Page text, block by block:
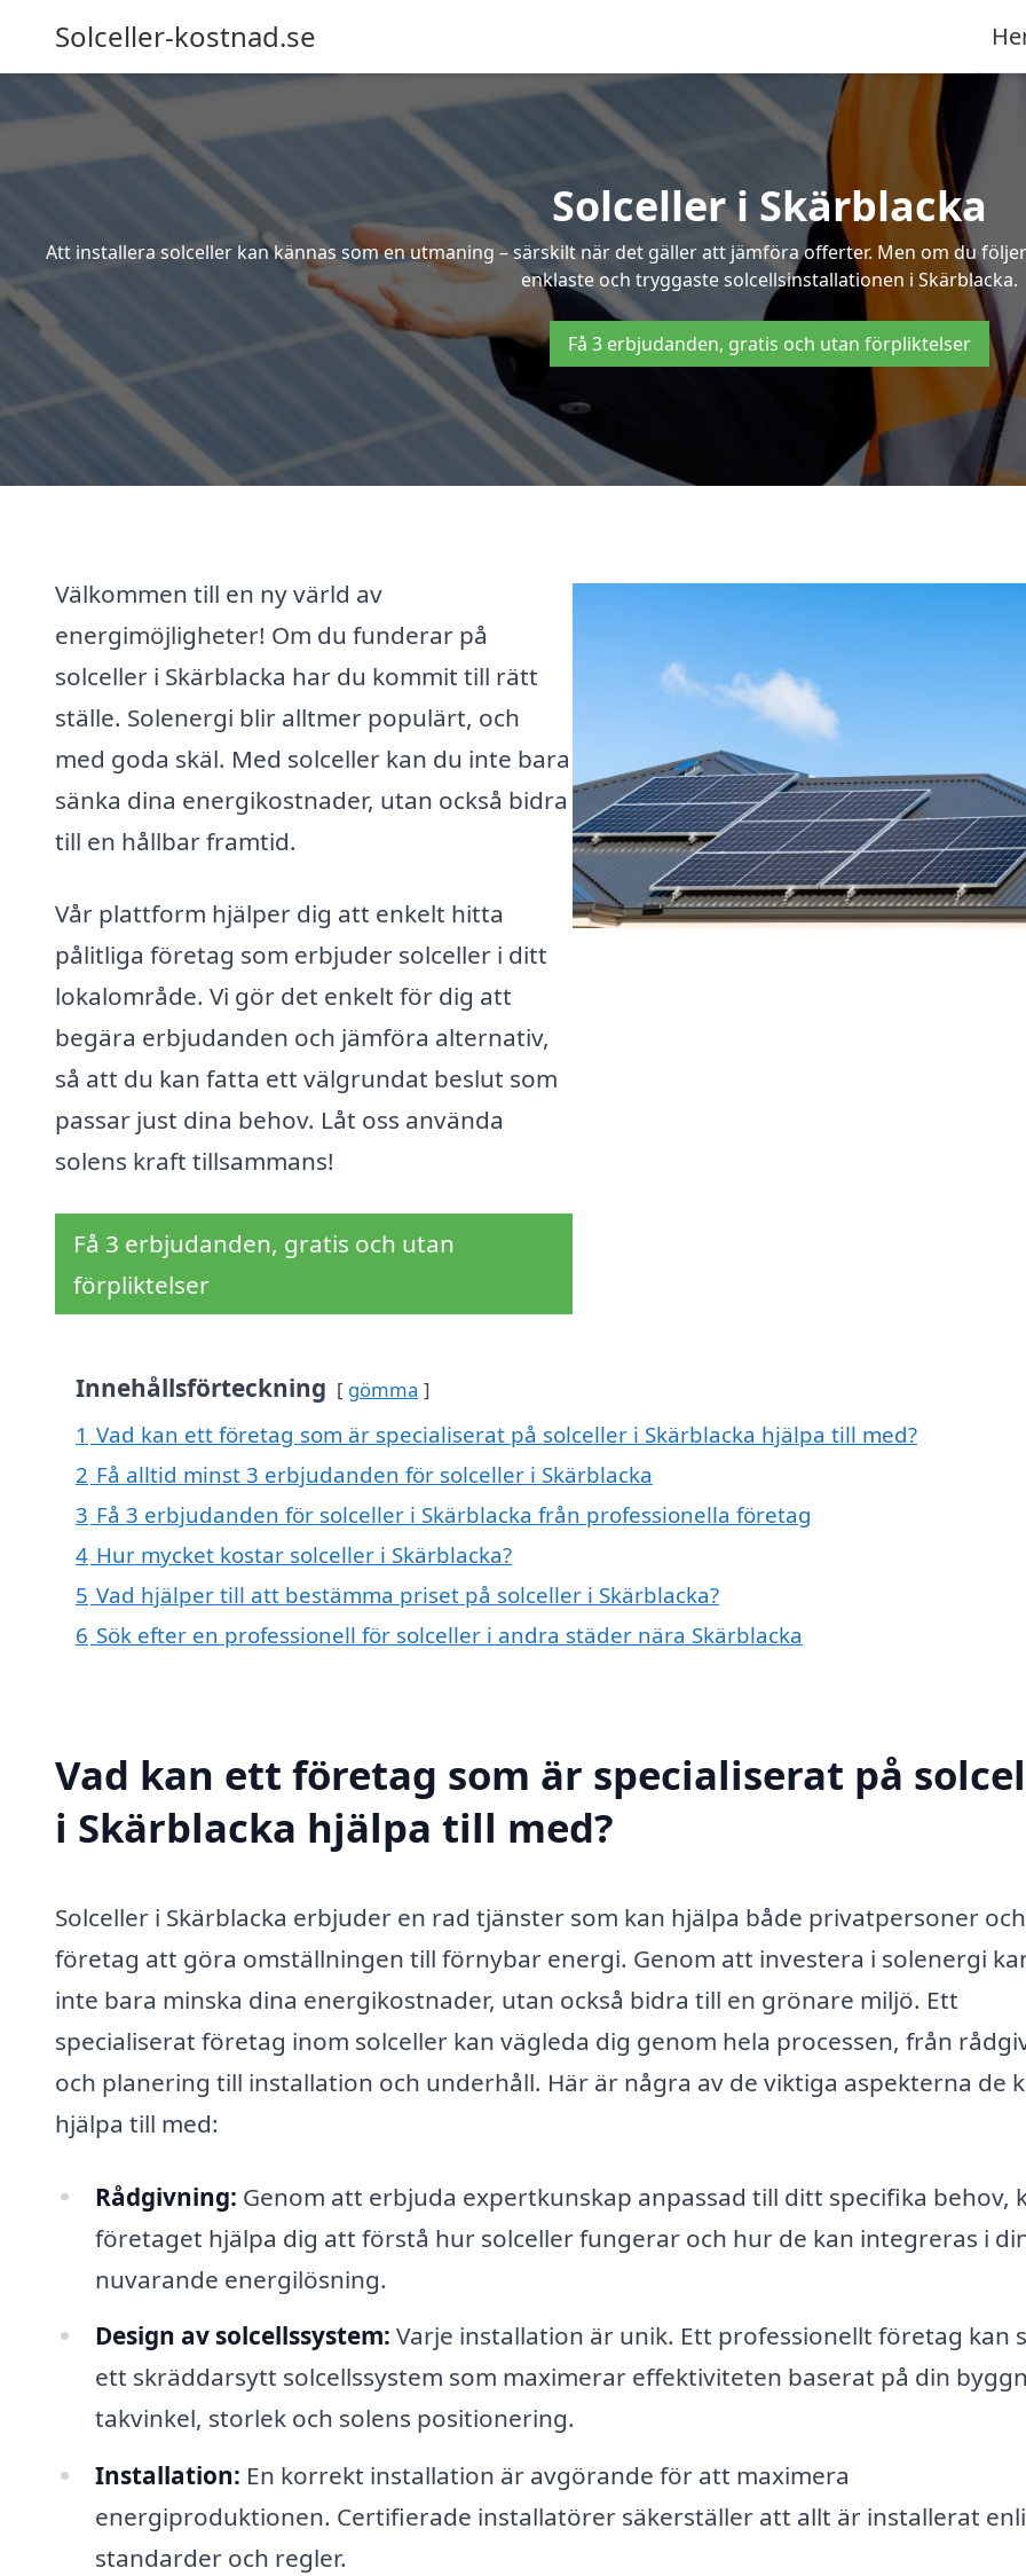
Solceller-kostnad.se
Solceller i Skärblacka
Att installera solceller kan kännas som en utmaning – särskilt när det gäller att jämföra offerter. Men om du
enklaste och tryggaste solcellsinstallationen i Skärblacka.
Få 3 erbjudanden, gratis och utan förpliktelser
Välkommen till en ny värld av
energimöjligheter! Om du funderar på
solceller i Skärblacka har du kommit till rätt
ställe. Solenergi blir alltmer populärt, och
med goda skäl. Med solceller kan du inte bara
sänka dina energikostnader, utan också bidra
till en hållbar framtid.
Vår plattform hjälper dig att enkelt hitta
pålitliga företag som erbjuder solceller i ditt
lokalområde. Vi gör det enkelt för dig att
begära erbjudanden och jämföra alternativ,
så att du kan fatta ett välgrundat beslut som
passar just dina behov. Låt oss använda
solens kraft tillsammans!
Få 3 erbjudanden, gratis och utan
förpliktelser
Innehållsförteckning gömma
1 Vad kan ett företag som är specialiserat på solceller i Skärblacka hjälpa till med?
2 Få alltid minst 3 erbjudanden för solceller i Skärblacka
3 Få 3 erbjudanden för solceller i Skärblacka från professionella företag
4 Hur mycket kostar solceller i Skärblacka?
5 Vad hjälper till att bestämma priset på solceller i Skärblacka?
6 Sök efter en professionell för solceller i andra städer nära Skärblacka
Vad kan ett företag som är specialiserat på
i Skärblacka hjälpa till med?
Solceller i Skärblacka erbjuder en rad tjänster som kan hjälpa både privatpersoner och
företag att göra omställningen till förnybar energi. Genom att investera i solenergi
inte bara minska dina energikostnader, utan också bidra till en grönare miljö. Ett
specialiserat företag inom solceller kan vägleda dig genom hela processen, från
och planering till installation och underhåll. Här är några av de viktiga aspekterna de
hjälpa till med:
Rådgivning: Genom att erbjuda expertkunskap anpassad till ditt specifika behov,
företaget hjälpa dig att förstå hur solceller fungerar och hur de kan integreras i
nuvarande energilösning.
Design av solcellssystem: Varje installation är unik. Ett professionellt företag kan
ett skräddarsytt solcellssystem som maximerar effektiviteten baserat på din
takvinkel, storlek och solens positionering.
Installation: En korrekt installation är avgörande för att maximera
energiproduktionen. Certifierade installatörer säkerställer att allt är installerat
standarder och regler.